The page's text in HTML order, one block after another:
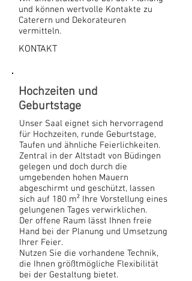
und können wertvolle Kontakte zu
Caterern und Dekorateuren
vermitteln.
KONTAKT
Hochzeiten und
Geburtstage
Unser Saal eignet sich hervorragend
für Hochzeiten, runde Geburtstage,
Taufen und ähnliche Feierlichkeiten.
Zentral in der Altstadt von Büdingen
gelegen und doch durch die
umgebenden hohen Mauern
abgeschirmt und geschützt, lassen
sich auf 180 m² Ihre Vorstellung eines
gelungenen Tages verwirklichen.
Der offene Raum lässt Ihnen freie
Hand bei der Planung und Umsetzung
Ihrer Feier.
Nutzen Sie die vorhandene Technik,
die Ihnen größtmögliche Flexibilität
bei der Gestaltung bietet.